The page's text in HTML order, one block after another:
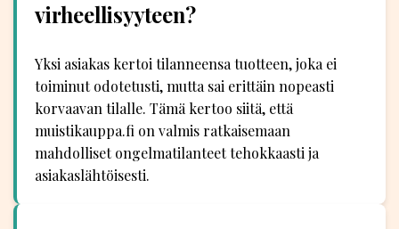
virheellisyyteen?
Yksi asiakas kertoi tilanneensa tuotteen, joka ei
toiminut odotetusti, mutta sai erittäin nopeasti
korvaavan tilalle. Tämä kertoo siitä, että
muistikauppa.fi on valmis ratkaisemaan
mahdolliset ongelmatilanteet tehokkaasti ja
asiakaslähtöisesti.